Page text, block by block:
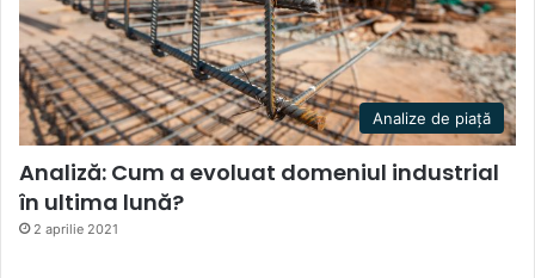
Analize de piață
Analiză: Cum a evoluat domeniul industrial
în ultima lună?
2 aprilie 2021